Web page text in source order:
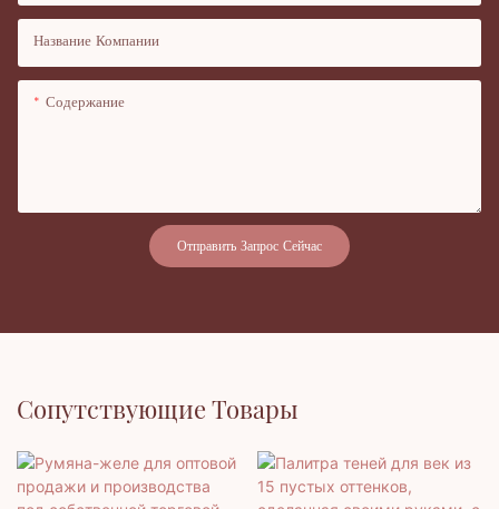
Название Компании
Содержание
Отправить Запрос Сейчас
Сопутствующие Товары